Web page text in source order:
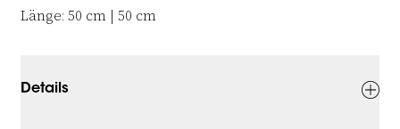
Länge: 50 cm | 50 cm
Details